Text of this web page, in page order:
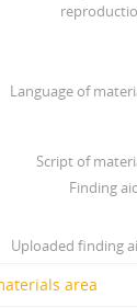
Language of
Script of
Finding
Uploaded finding
area